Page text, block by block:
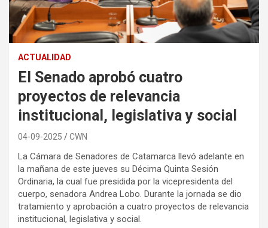
ACTUALIDAD
El Senado aprobó cuatro
proyectos de relevancia
institucional, legislativa y social
04-09-2025 CWN
La Cámara de Senadores de Catamarca llevó adelante en
la mañana de este jueves su Décima Quinta Sesión
Ordinaria, la cual fue presidida por la vicepresidenta del
cuerpo, senadora Andrea Lobo. Durante la jornada se dio
tratamiento y aprobación a cuatro proyectos de relevancia
institucional, legislativa y social.